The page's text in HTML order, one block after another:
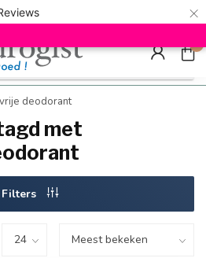
×
ab Mindestbestellwert | Minimum
Hızlı
0
deodorant
met
Filters